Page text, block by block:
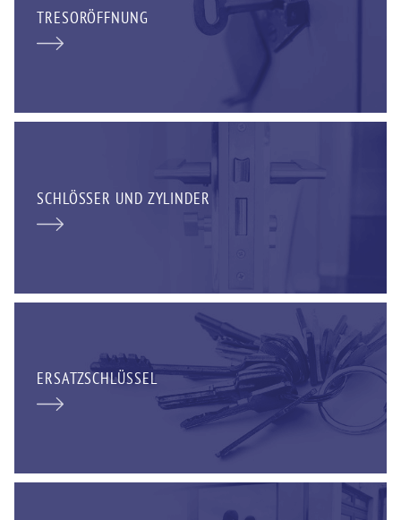
TRESORÖFFNUNG
SCHLÖSSER UND ZYLINDER
ERSATZSCHLÜSSEL